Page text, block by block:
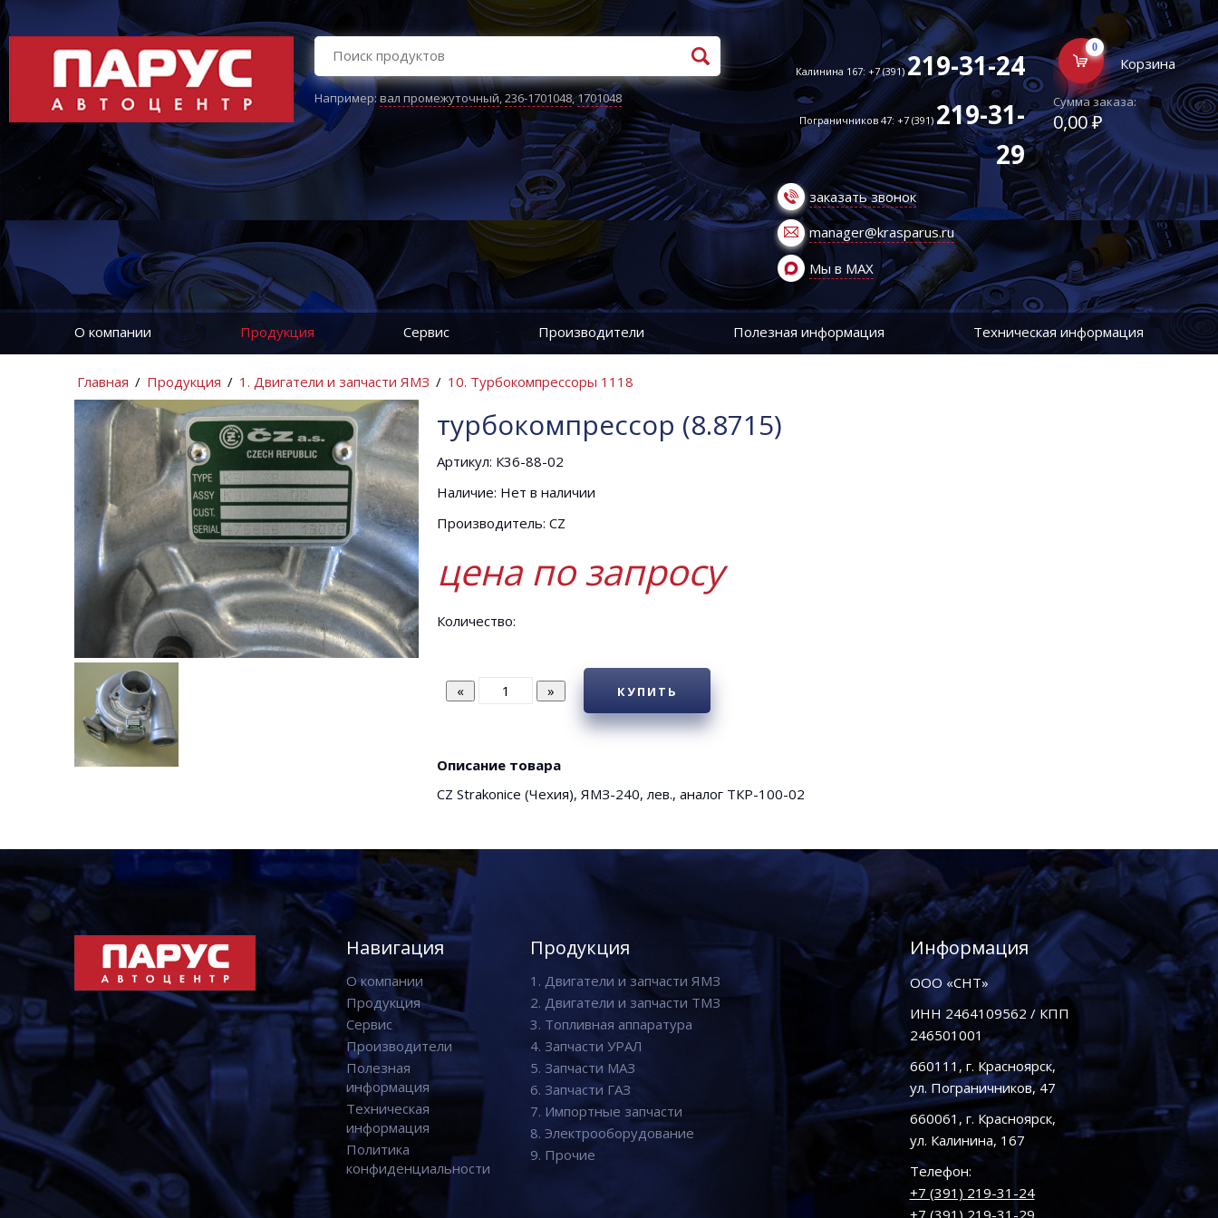
Например:вал промежуточный,236-1701048,1701048
Калинина 167: +7 (391)219-31-24
Пограничников 47: +7 (391)219-31-
29
заказать звонок
manager@krasparus.ru
Мы в MAX
0
Корзина
Сумма заказа:
0,00 ₽
О компании Продукция Сервис Производители Полезная информация Техническая информация
Главная / Продукция / 1. Двигатели и запчасти ЯМЗ / 10. Турбокомпрессоры 1118
турбокомпрессор (8.8715)
Артикул: К36-88-02
Наличие: Нет в наличии
Производитель: CZ
цена по запросу
Количество:
КУПИТЬ
Описание товара
CZ Strakonice (Чехия), ЯМЗ-240, лев., аналог ТКР-100-02
Навигация
О компании
Продукция
Сервис
Производители
Полезная
информация
Техническая
информация
Политика
конфиденциальности
Продукция
1. Двигатели и запчасти ЯМЗ
2. Двигатели и запчасти ТМЗ
3. Топливная аппаратура
4. Запчасти УРАЛ
5. Запчасти МАЗ
6. Запчасти ГАЗ
7. Импортные запчасти
8. Электрооборудование
9. Прочие
Информация
ООО «СНТ»
ИНН 2464109562 / КПП
246501001
660111, г. Красноярск,
ул. Пограничников, 47
660061, г. Красноярск,
ул. Калинина, 167
Телефон:
+7 (391) 219-31-24
+7 (391) 219-31-29